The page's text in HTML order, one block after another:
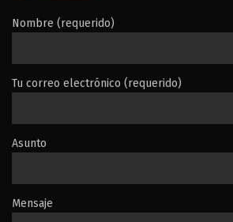
Nombre (requerido)
Tu correo electrónico (requerido)
Asunto
Mensaje